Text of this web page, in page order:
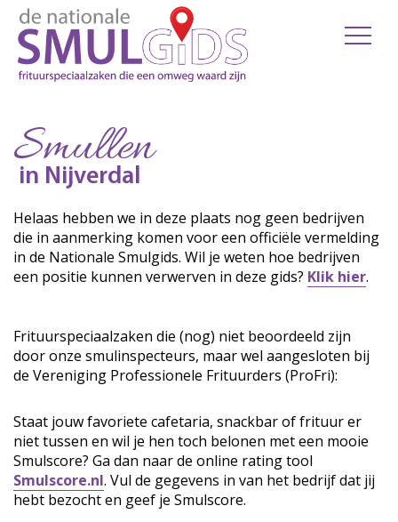
Smullen
in Nijverdal
Helaas hebben we in deze plaats nog geen bedrijven
die in aanmerking komen voor een officiële vermelding
in de Nationale Smulgids. Wil je weten hoe bedrijven
een positie kunnen verwerven in deze gids? Klik hier.
Frituurspeciaalzaken die (nog) niet beoordeeld zijn
door onze smulinspecteurs, maar wel aangesloten bij
de Vereniging Professionele Frituurders (ProFri):
Staat jouw favoriete cafetaria, snackbar of frituur er
niet tussen en wil je hen toch belonen met een mooie
Smulscore? Ga dan naar de online rating tool
Smulscore.nl. Vul de gegevens in van het bedrijf dat jij
hebt bezocht en geef je Smulscore.